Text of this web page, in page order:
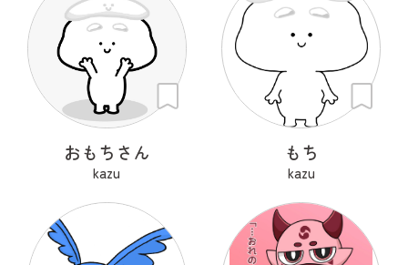
おもちさん
kazu
もち
kazu